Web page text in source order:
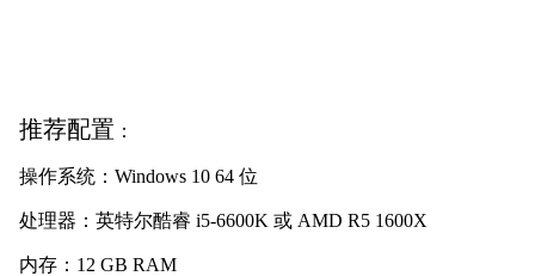
推荐配置 ：
操作系统：Windows 10 64 位
处理器：英特尔酷睿 i5-6600K 或 AMD R5 1600X
内存：12 GB RAM